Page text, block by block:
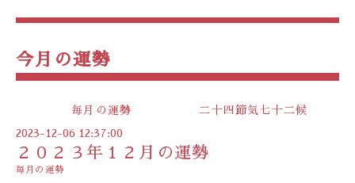
今月の運勢
毎月の運勢 二十四節気七十二候
2023-12-06 12:37:00
２０２３年１２月の運勢
毎月の運勢